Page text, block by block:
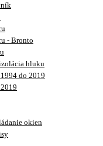
- Bronto
hluku
do 2019
okien